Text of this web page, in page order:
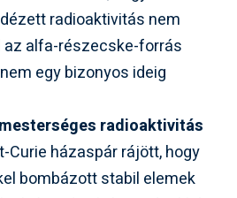
radioaktivitás nem
az alfa-részecske-forrás
egy bizonyos ideig
mesterséges radioaktivitás
házaspár rájött, hogy
bombázott stabil elemek